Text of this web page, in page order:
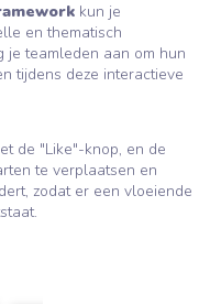
kun je
en thematisch
je teamleden aan om hun
tijdens deze interactieve
de "Like"-knop, en de
te verplaatsen en
zodat er een vloeiende